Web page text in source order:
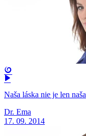
Naša láska nie je len naša
Dr. Ema
17. 09. 2014